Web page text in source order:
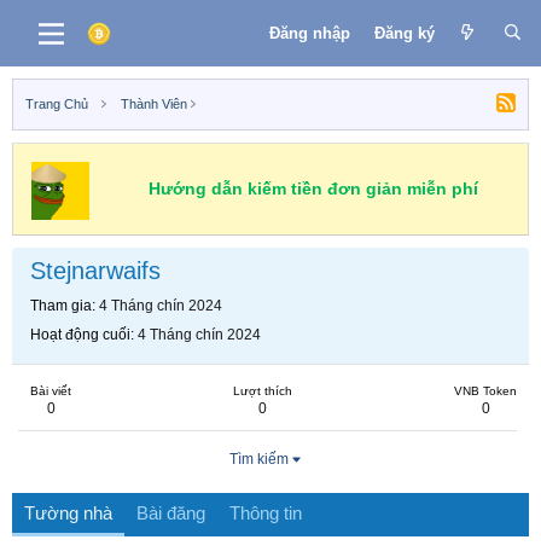
Đăng nhập Đăng ký
Trang Chủ Thành Viên
Hướng dẫn kiếm tiền đơn giản miễn phí
Stejnarwaifs
Tham gia 4 Tháng chín 2024
Hoạt động cuối 4 Tháng chín 2024
Bài viết
0
Lượt thích
0
VNB Token
0
Tìm kiếm
Tường nhà Bài đăng Thông tin